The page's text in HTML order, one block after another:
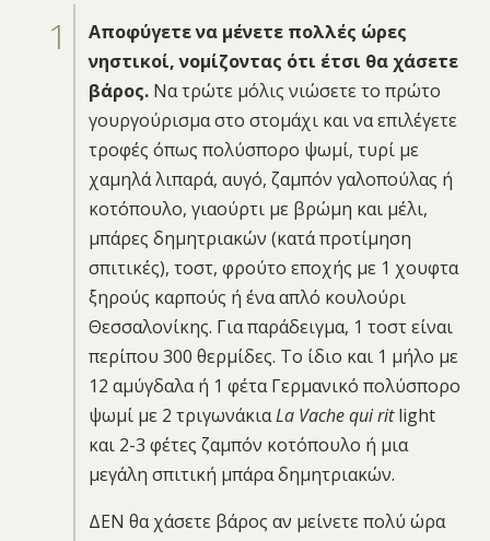
Αποφύγετε να μένετε πολλές ώρες
νηστικοί, νομίζοντας ότι έτσι θα χάσετε
βάρος.Να τρώτε μόλις νιώσετε το πρώτο
γουργούρισμα στο στομάχι και να επιλέγετε
τροφές όπως πολύσπορο ψωμί, τυρί με
χαμηλά λιπαρά, αυγό, ζαμπόν γαλοπούλας ή
κοτόπουλο, γιαούρτι με βρώμη και μέλι,
μπάρες δημητριακών (κατά προτίμηση
σπιτικές), τοστ, φρούτο εποχής με 1 χουφτα
ξηρούς καρπούς ή ένα απλό κουλούρι
Θεσσαλονίκης. Για παράδειγμα, 1 τοστ είναι
περίπου 300 θερμίδες. Το ίδιο και 1 μήλο με
12 αμύγδαλα ή 1 φέτα Γερμανικό πολύσπορο
ψωμί με 2 τριγωνάκιαLa Vache qui ritlight
και 2-3 φέτες ζαμπόν κοτόπουλο ή μια
μεγάλη σπιτική μπάρα δημητριακών.
ΔΕΝ θα χάσετε βάρος αν μείνετε πολύ ώρα